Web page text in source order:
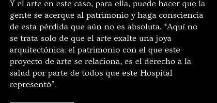
Y el arte en este caso, para ella, puede hacer que la
gente se acerque al patrimonio y haga consciencia
de esta pérdida que aún no es absoluta. “Aquí no
se trata solo de que el arte exalte una joya
arquitectónica; el patrimonio con el que este
proyecto de arte se relaciona, es el derecho a la
salud por parte de todos que este Hospital
representó”.